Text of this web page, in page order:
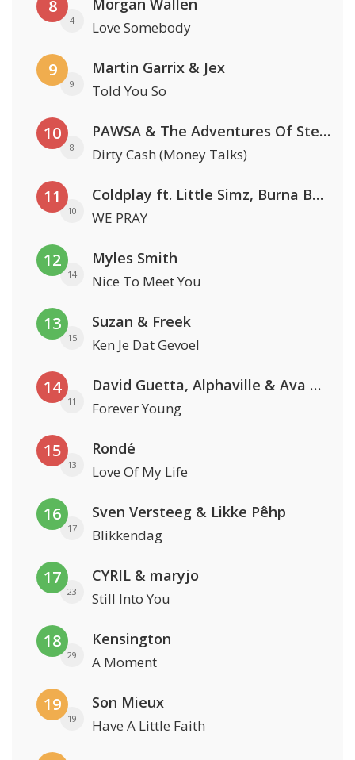
8
4
Morgan Wallen
Love Somebody
9
9
Martin Garrix & Jex
Told You So
10
8
PAWSA & The Adventures Of Stevie V
Dirty Cash (Money Talks)
11
10
Coldplay ft. Little Simz, Burna Boy, Elyanna & Tini
WE PRAY
12
14
Myles Smith
Nice To Meet You
13
15
Suzan & Freek
Ken Je Dat Gevoel
14
11
David Guetta, Alphaville & Ava Max
Forever Young
15
13
Rondé
Love Of My Life
16
17
Sven Versteeg & Likke Pêhp
Blikkendag
17
23
CYRIL & maryjo
Still Into You
18
29
Kensington
A Moment
19
19
Son Mieux
Have A Little Faith